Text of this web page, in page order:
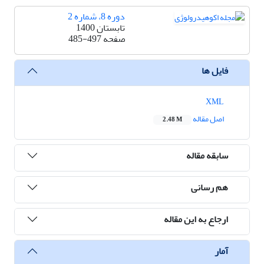
دوره 8، شماره 2
تابستان 1400
صفحه485-497
فایل ها
اصل مقاله
2.48 M
سابقه مقاله
هم رسانی
ارجاع به این مقاله
آمار